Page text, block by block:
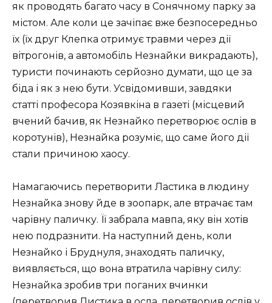
як проводять багато часу в Сонячному парку за
містом. Але коли це зачіпає вже безпосередньо
їх (їх друг Клепка отримує травми через дії
вітрогонів, а автомобіль Незнайки викрадають),
туристи починають серйозно думати, що це за
біда і як з нею бути. Усвідомивши, завдяки
статті професора Козявкіна в газеті (місцевий
вчений бачив, як Незнайко перетворює ослів в
коротунів), Незнайка розуміє, що саме його дії
стали причиною хаосу.
Намагаючись перетворити Ластика в людину
Незнайка знову йде в зоопарк, але втрачає там
чарівну паличку. Її забрала мавпа, яку він хотів
нею подразнити. На наступний день, коли
Незнайко і Бруднуля, знаходять паличку,
виявляється, що вона втратила чарівну силу:
Незнайка зробив три поганих вчинки